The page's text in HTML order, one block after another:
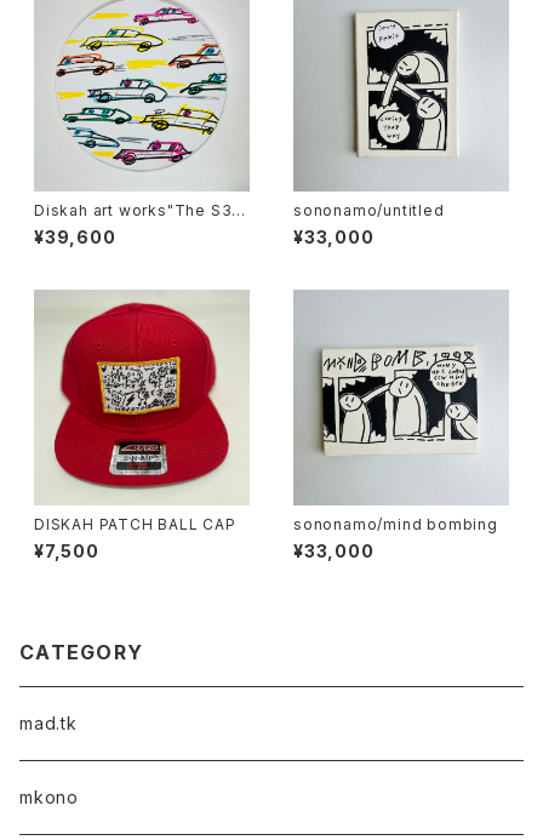
Diskah art works"The S3X
Y is going to Mars"
¥39,600
sononamo/untitled
¥33,000
DISKAH PATCH BALL CAP
¥7,500
sononamo/mind bombing
¥33,000
CATEGORY
mad.tk
mkono